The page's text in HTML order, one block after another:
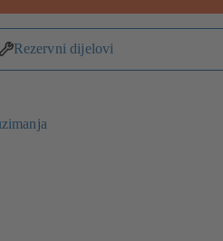
Rezervni dijelovi